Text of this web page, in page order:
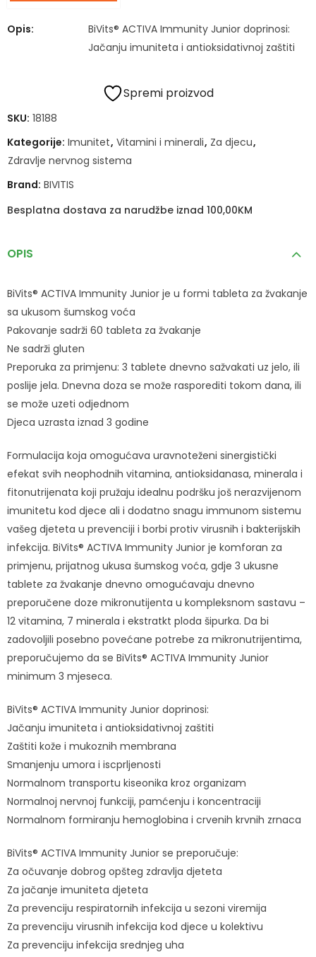
Opis:
BiVits® ACTIVA Immunity Junior doprinosi:
Jačanju imuniteta i antioksidativnoj zaštiti
Spremi proizvod
SKU: 18188
Kategorije: Imunitet, Vitamini i minerali, Za djecu,
Zdravlje nervnog sistema
Brand: BIVITIS
Besplatna dostava za narudžbe iznad 100,00KM
OPIS
BiVits® ACTIVA Immunity Junior je u formi tableta za žvakanje
sa ukusom šumskog voća
Pakovanje sadrži 60 tableta za žvakanje
Ne sadrži gluten
Preporuka za primjenu: 3 tablete dnevno sažvakati uz jelo, ili
poslije jela. Dnevna doza se može rasporediti tokom dana, ili
se može uzeti odjednom
Djeca uzrasta iznad 3 godine
Formulacija koja omogućava uravnoteženi sinergistički
efekat svih neophodnih vitamina, antioksidanasa, minerala i
fitonutrijenata koji pružaju idealnu podršku još nerazvijenom
imunitetu kod djece ali i dodatno snagu immunom sistemu
vašeg djeteta u prevenciji i borbi protiv virusnih i bakterijskih
infekcija. BiVits® ACTIVA Immunity Junior je komforan za
primjenu, prijatnog ukusa šumskog voća, gdje 3 ukusne
tablete za žvakanje dnevno omogućavaju dnevno
preporučene doze mikronutijenta u kompleksnom sastavu –
12 vitamina, 7 minerala i ekstratkt ploda šipurka. Da bi
zadovoljili posebno povećane potrebe za mikronutrijentima,
preporučujemo da se BiVits® ACTIVA Immunity Junior
minimum 3 mjeseca.
BiVits® ACTIVA Immunity Junior doprinosi:
Jačanju imuniteta i antioksidativnoj zaštiti
Zaštiti kože i mukoznih membrana
Smanjenju umora i iscprljenosti
Normalnom transportu kiseonika kroz organizam
Normalnoj nervnoj funkciji, pamćenju i koncentraciji
Normalnom formiranju hemoglobina i crvenih krvnih zrnaca
BiVits® ACTIVA Immunity Junior se preporučuje:
Za očuvanje dobrog opšteg zdravlja djeteta
Za jačanje imuniteta djeteta
Za prevenciju respiratornih infekcija u sezoni viremija
Za prevenciju virusnih infekcija kod djece u kolektivu
Za prevenciju infekcija srednjeg uha